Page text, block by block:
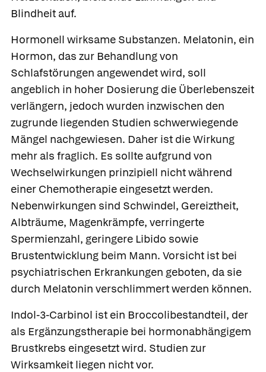
Blindheit auf.
Hormonell wirksame Substanzen. Melatonin, ein
Hormon, das zur Behandlung von
Schlafstörungen angewendet wird, soll
angeblich in hoher Dosierung die Überlebenszeit
verlängern, jedoch wurden inzwischen den
zugrunde liegenden Studien schwerwiegende
Mängel nachgewiesen. Daher ist die Wirkung
mehr als fraglich. Es sollte aufgrund von
Wechselwirkungen prinzipiell nicht während
einer Chemotherapie eingesetzt werden.
Nebenwirkungen sind Schwindel, Gereiztheit,
Albträume, Magenkrämpfe, verringerte
Spermienzahl, geringere Libido sowie
Brustentwicklung beim Mann. Vorsicht ist bei
psychiatrischen Erkrankungen geboten, da sie
durch Melatonin verschlimmert werden können.
Indol-3-Carbinol ist ein Broccolibestandteil, der
als Ergänzungstherapie bei hormonabhängigem
Brustkrebs eingesetzt wird. Studien zur
Wirksamkeit liegen nicht vor.